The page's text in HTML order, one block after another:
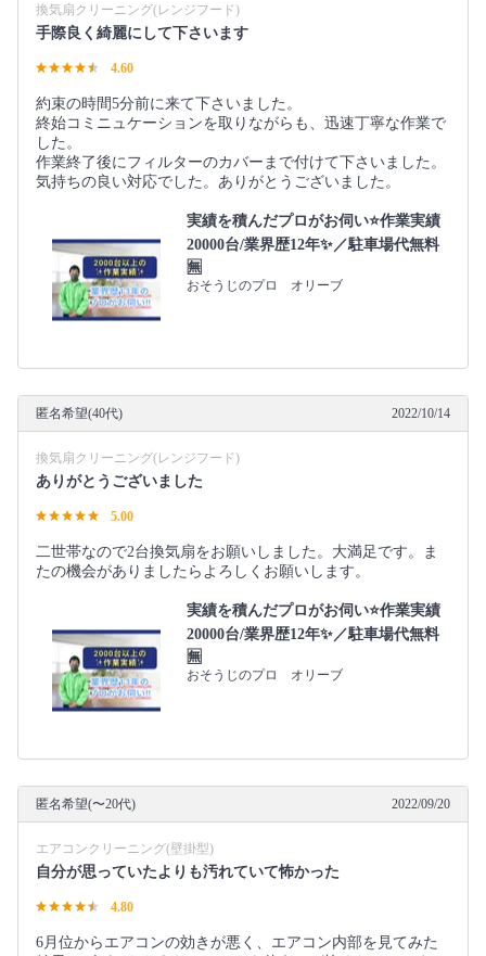
換気扇クリーニング(レンジフード)
手際良く綺麗にして下さいます
4.60
約束の時間5分前に来て下さいました。
終始コミニュケーションを取りながらも、迅速丁寧な作業で
した。
作業終了後にフィルターのカバーまで付けて下さいました。
気持ちの良い対応でした。ありがとうございました。
実績を積んだプロがお伺い⭐️作業実績
20000台/業界歴12年✨／駐車場代無料
🈚️
おそうじのプロ オリーブ
匿名希望(40代) 2022/10/14
換気扇クリーニング(レンジフード)
ありがとうございました
5.00
二世帯なので2台換気扇をお願いしました。大満足です。ま
たの機会がありましたらよろしくお願いします。
実績を積んだプロがお伺い⭐️作業実績
20000台/業界歴12年✨／駐車場代無料
🈚️
おそうじのプロ オリーブ
匿名希望(〜20代) 2022/09/20
エアコンクリーニング(壁掛型)
自分が思っていたよりも汚れていて怖かった
4.80
6月位からエアコンの効きが悪く、エアコン内部を見てみた